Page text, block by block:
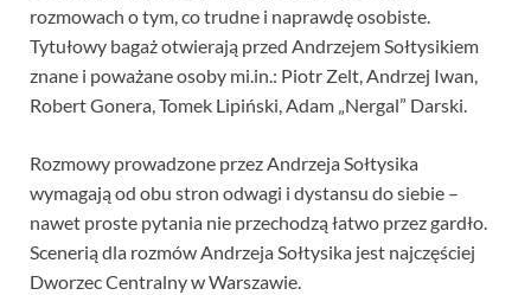
rozmowach o tym, co trudne i naprawdę osobiste.
Tytułowy bagaż otwierają przed Andrzejem Sołtysikiem
znane i poważane osoby mi.in.: Piotr Zelt, Andrzej Iwan,
Robert Gonera, Tomek Lipiński, Adam „Nergal” Darski.
Rozmowy prowadzone przez Andrzeja Sołtysika
wymagają od obu stron odwagi i dystansu do siebie –
nawet proste pytania nie przechodzą łatwo przez gardło.
Scenerią dla rozmów Andrzeja Sołtysika jest najczęściej
Dworzec Centralny w Warszawie.